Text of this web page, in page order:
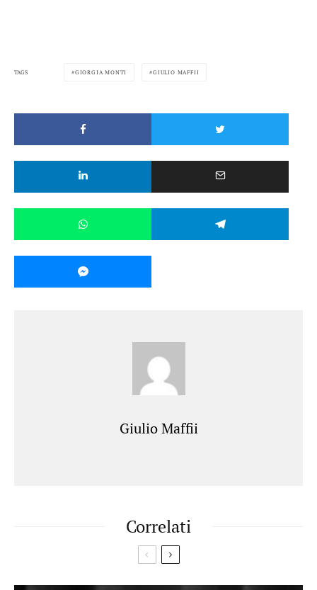
TAGS GIORGIA MONTI GIULIO MAFFII
Giulio Maffii
Correlati